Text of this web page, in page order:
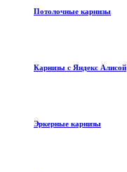
Потолочные карнизы
Карнизы с Яндекс Алисой
Эркерные карнизы